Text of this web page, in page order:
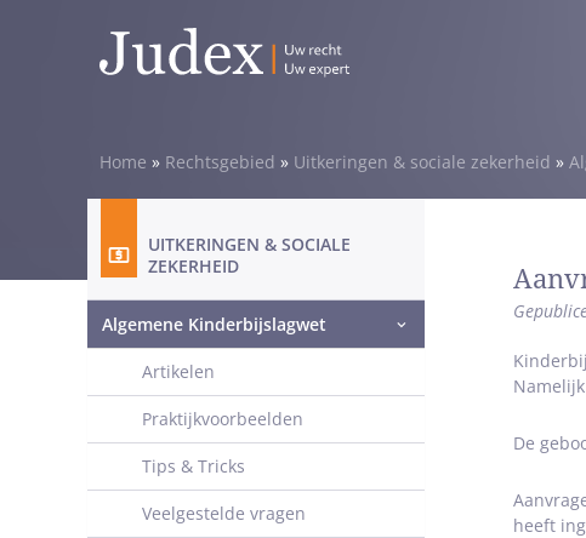
Home » Rechtsgebied » Uitkeringen & sociale zekerheid »
De
heeft
UITKERINGEN & SOCIALE
ZEKERHEID
Algemene Kinderbijslagwet
Artikelen
Praktijkvoorbeelden
Tips & Tricks
Veelgestelde vragen